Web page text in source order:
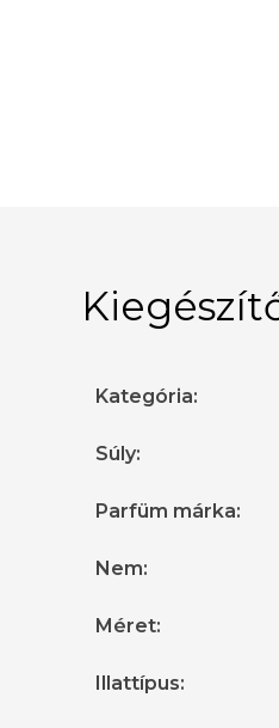
Kategória:
Súly:
Parfüm márka:
Nem:
Méret:
Illattípus: